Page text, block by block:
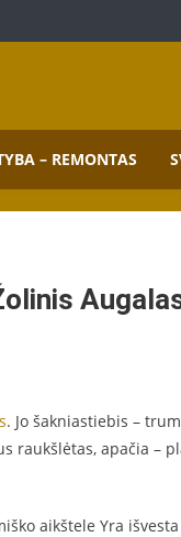
– REMONTAS
. Jo šakniastiebis –
raukšlėtas, apačia –
aikštele Yra